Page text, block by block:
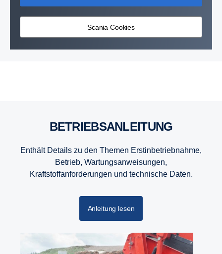
Scania Cookies
BETRIEBS­AN­LEI­TUNG
Enthält Details zu den Themen Erstinbetriebnahme,
Betrieb, Wartungsanweisungen,
Kraftstoffanforderungen und technische Daten.
Anleitung lesen